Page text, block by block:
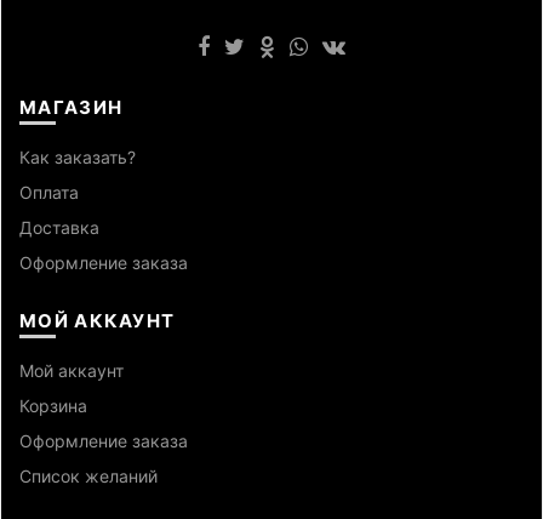
МАГАЗИН
Как заказать?
Оплата
Доставка
Оформление заказа
МОЙ АККАУНТ
Мой аккаунт
Корзина
Оформление заказа
Список желаний